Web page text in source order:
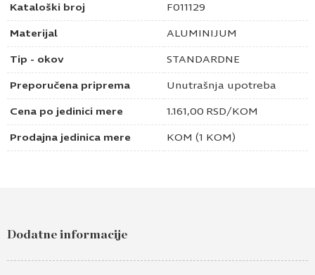
Kataloški broj F011129
Materijal ALUMINIJUM
Tip - okov STANDARDNE
Preporučena priprema Unutrašnja upotreba
Cena po jedinici mere 1.161,00 RSD/KOM
Prodajna jedinica mere KOM (1 KOM)
Dodatne informacije